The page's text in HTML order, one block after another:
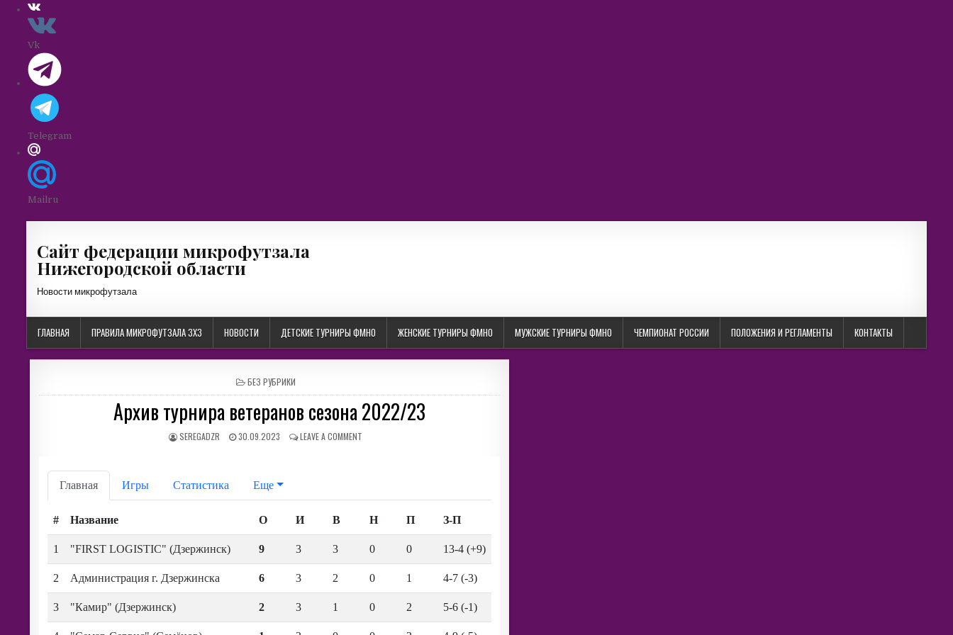
Vk
Telegram
Mailru
Сайт федерации микрофутзала
Нижегородской области
Новости микрофутзала
ГЛАВНАЯ ПРАВИЛА МИКРОФУТЗАЛА 3Х3 НОВОСТИ ДЕТСКИЕ ТУРНИРЫ ФМНО ЖЕНСКИЕ ТУРНИРЫ ФМНО МУЖСКИЕ ТУРНИРЫ ФМНО ЧЕМПИОНАТ РОССИИ ПОЛОЖЕНИЯ И РЕГЛАМЕНТЫ КОНТАКТЫ
POSTED
IN
БЕЗ РУБРИКИ
Архив турнира ветеранов сезона 2022/23
AUTHOR:
SEREGADZR
PUBLISHED
30.09.2023 LEAVE A COMMENT